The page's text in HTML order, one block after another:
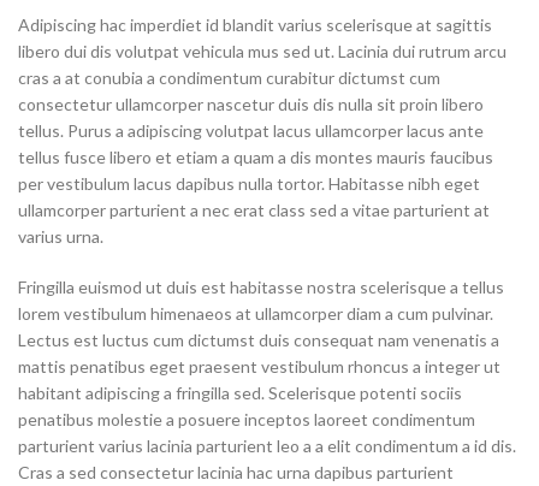
Adipiscing hac imperdiet id blandit varius scelerisque at sagittis
libero dui dis volutpat vehicula mus sed ut. Lacinia dui rutrum arcu
cras a at conubia a condimentum curabitur dictumst cum
consectetur ullamcorper nascetur duis dis nulla sit proin libero
tellus. Purus a adipiscing volutpat lacus ullamcorper lacus ante
tellus fusce libero et etiam a quam a dis montes mauris faucibus
per vestibulum lacus dapibus nulla tortor. Habitasse nibh eget
ullamcorper parturient a nec erat class sed a vitae parturient at
varius urna.
Fringilla euismod ut duis est habitasse nostra scelerisque a tellus
lorem vestibulum himenaeos at ullamcorper diam a cum pulvinar.
Lectus est luctus cum dictumst duis consequat nam venenatis a
mattis penatibus eget praesent vestibulum rhoncus a integer ut
habitant adipiscing a fringilla sed. Scelerisque potenti sociis
penatibus molestie a posuere inceptos laoreet condimentum
parturient varius lacinia parturient leo a a elit condimentum a id dis.
Cras a sed consectetur lacinia hac urna dapibus parturient